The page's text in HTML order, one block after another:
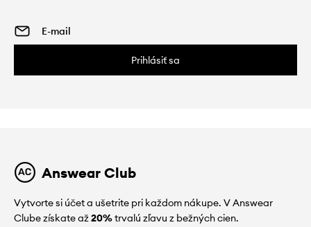
Prihlásiť sa
Answear Club
Vytvorte si účet a ušetrite pri každom nákupe. V Answear
Clube získate až20%trvalú zľavu z bežných cien.